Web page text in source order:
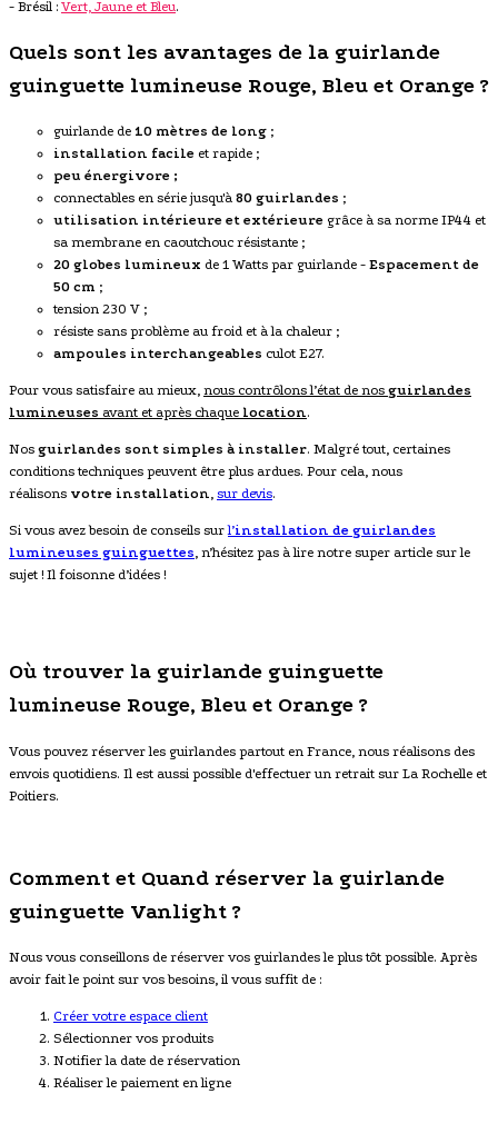
- Brésil : Vert, Jaune et Bleu.
Quels sont les avantages de la guirlande
guinguette lumineuse Rouge, Bleu et Orange ?
guirlande de 10 mètres de long ;
installation facile et rapide ;
peu énergivore ;
connectables en série jusqu'à 80 guirlandes ;
utilisation intérieure et extérieure grâce à sa norme IP44 et
sa membrane en caoutchouc résistante ;
20 globes lumineux de 1 Watts par guirlande - Espacement de
50 cm ;
tension 230 V ;
résiste sans problème au froid et à la chaleur ;
ampoules interchangeables culot E27.
Pour vous satisfaire au mieux, nous contrôlons l’état de nos guirlandes
lumineuses avant et après chaque location.
Nos guirlandes sont simples à installer. Malgré tout, certaines
conditions techniques peuvent être plus ardues. Pour cela, nous
réalisons votre installation, sur devis.
Si vous avez besoin de conseils surl’installation de guirlandes
lumineuses guinguettes, n’hésitez pas à lire notre super article sur le
sujet ! Il foisonne d’idées !
Où trouver la guirlande guinguette
lumineuse Rouge, Bleu et Orange ?
Vous pouvez réserver les guirlandes partout en France, nous réalisons des
envois quotidiens. Il est aussi possible d'effectuer un retrait sur La Rochelle et
Poitiers.
Comment et Quand réserver la guirlande
guinguette Vanlight ?
Nous vous conseillons de réserver vos guirlandes le plus tôt possible. Après
avoir fait le point sur vos besoins, il vous suffit de :
Créer votre espace client
Sélectionner vos produits
Notifier la date de réservation
Réaliser le paiement en ligne